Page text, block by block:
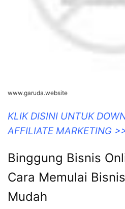
www.garuda.website
KLIK DISINI UNTUK
AFFILIATE MARKETING
Binggung Bisnis
Cara Memulai
Mudah